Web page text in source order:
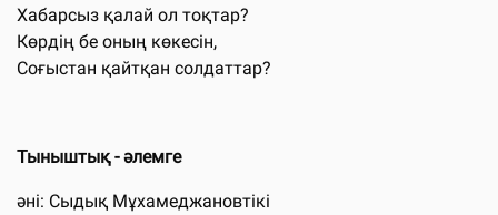
Хабарсыз қалай ол тоқтар?
Көрдің бе оның көкесін,
Соғыстан қайтқан солдаттар?
Тыныштық - әлемге
әні: Сыдық Мұхамеджановтікі